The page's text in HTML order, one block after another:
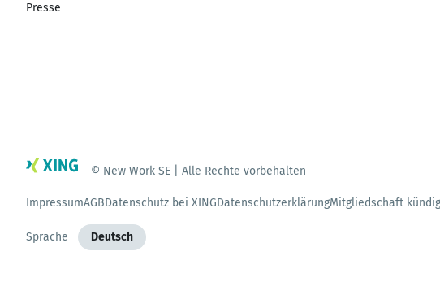
Presse
© New Work SE | Alle Rechte vorbehalten
ImpressumAGBDatenschutz bei XINGDatenschutzerklärungMitgliedschaft
Sprache Deutsch